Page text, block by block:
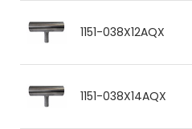
1151-038X12AQX
1151-038X14AQX